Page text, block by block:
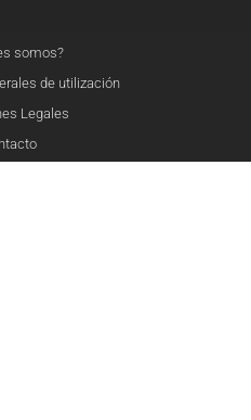
somos?
de utilización
Legales